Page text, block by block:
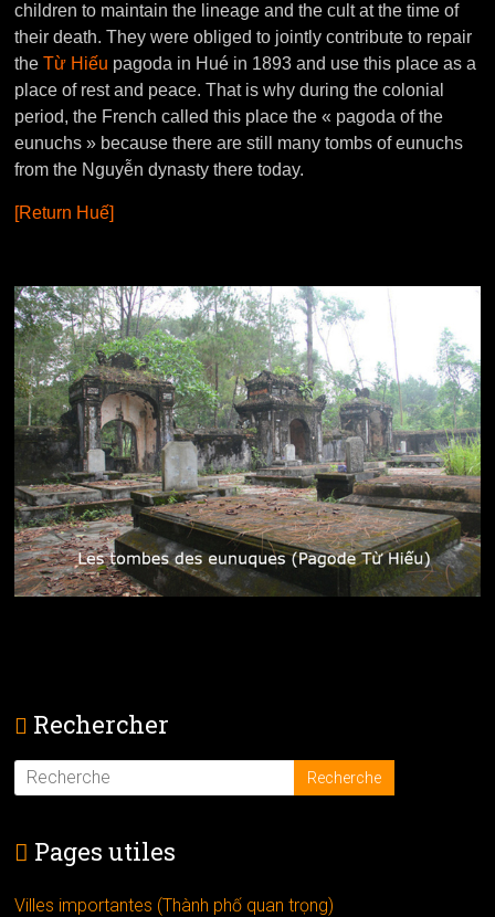
children to maintain the lineage and the cult at the time of
their death. They were obliged to jointly contribute to repair
theTừ Hiếu pagoda in Hué in 1893 and use this place as a
place of rest and peace. That is why during the colonial
period, the French called this place the « pagoda of the
eunuchs » because there are still many tombs of eunuchs
from the Nguyễn dynasty there today.
[Return Huế]
Rechercher
Pages utiles
Villes importantes (Thành phố quan trọng)